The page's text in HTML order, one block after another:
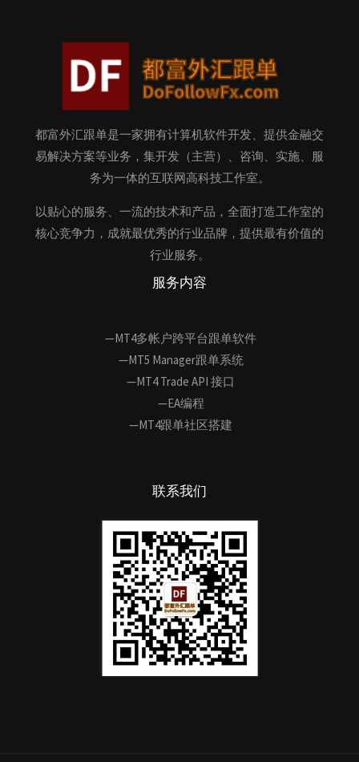
都富外汇跟单是一家拥有计算机软件开发、提供金融交
易解决方案等业务，集开发（主营）、咨询、实施、服
务为一体的互联网高科技工作室。
以贴心的服务、一流的技术和产品，全面打造工作室的
核心竞争力，成就最优秀的行业品牌，提供最有价值的
行业服务。
服务内容
—MT4多帐户跨平台跟单软件
—MT5 Manager跟单系统
—MT4 Trade API 接口
—EA编程
—MT4跟单社区搭建
联系我们